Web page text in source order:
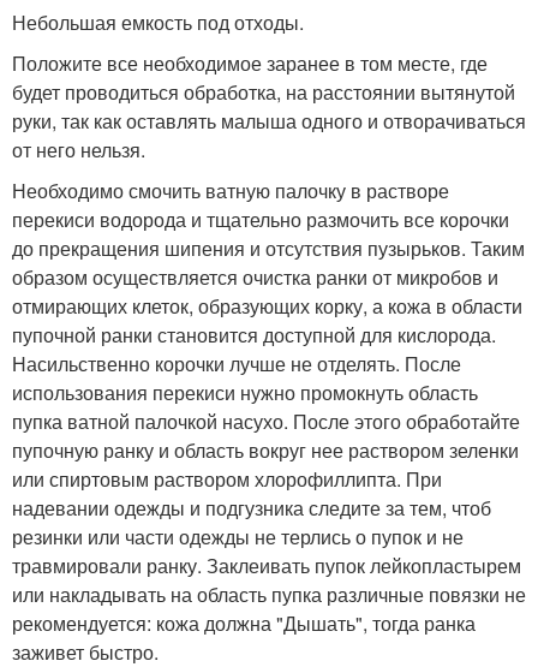
Небольшая емкость под отходы.
Положите все необходимое заранее в том месте, где
будет проводиться обработка, на расстоянии вытянутой
руки, так как оставлять малыша одного и отворачиваться
от него нельзя.
Необходимо смочить ватную палочку в растворе
перекиси водорода и тщательно размочить все корочки
до прекращения шипения и отсутствия пузырьков. Таким
образом осуществляется очистка ранки от микробов и
отмирающих клеток, образующих корку, а кожа в области
пупочной ранки становится доступной для кислорода.
Насильственно корочки лучше не отделять. После
использования перекиси нужно промокнуть область
пупка ватной палочкой насухо. После этого обработайте
пупочную ранку и область вокруг нее раствором зеленки
или спиртовым раствором хлорофиллипта. При
надевании одежды и подгузника следите за тем, чтоб
резинки или части одежды не терлись о пупок и не
травмировали ранку. Заклеивать пупок лейкопластырем
или накладывать на область пупка различные повязки не
рекомендуется: кожа должна "Дышать", тогда ранка
заживет быстро.